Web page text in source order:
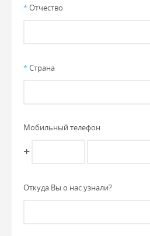
*Отчество
*Страна
Мобильный телефон
+
Откуда Вы о нас узнали?